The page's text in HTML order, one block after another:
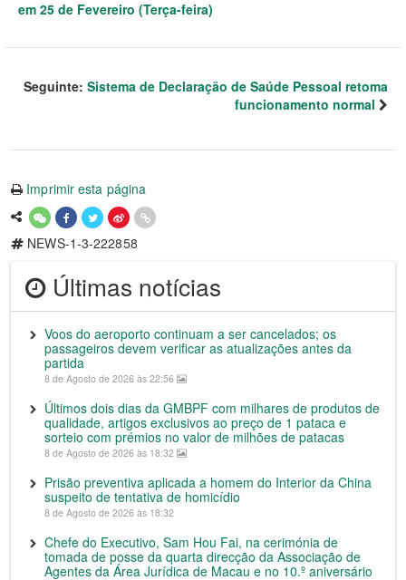
em 25 de Fevereiro (Terça-feira)
Seguinte: Sistema de Declaração de Saúde Pessoal retoma
funcionamento normal
Imprimir esta página
NEWS-1-3-222858
Últimas notícias
Voos do aeroporto continuam a ser cancelados; os
passageiros devem verificar as atualizações antes da
partida
8 de Agosto de 2026 às 22:56
Últimos dois dias da GMBPF com milhares de produtos de
qualidade, artigos exclusivos ao preço de 1 pataca e
sorteio com prémios no valor de milhões de patacas
8 de Agosto de 2026 às 18:32
Prisão preventiva aplicada a homem do Interior da China
suspeito de tentativa de homicídio
8 de Agosto de 2026 às 18:32
Chefe do Executivo, Sam Hou Fai, na cerimónia de
tomada de posse da quarta direcção da Associação de
Agentes da Área Jurídica de Macau e no 10.º aniversário